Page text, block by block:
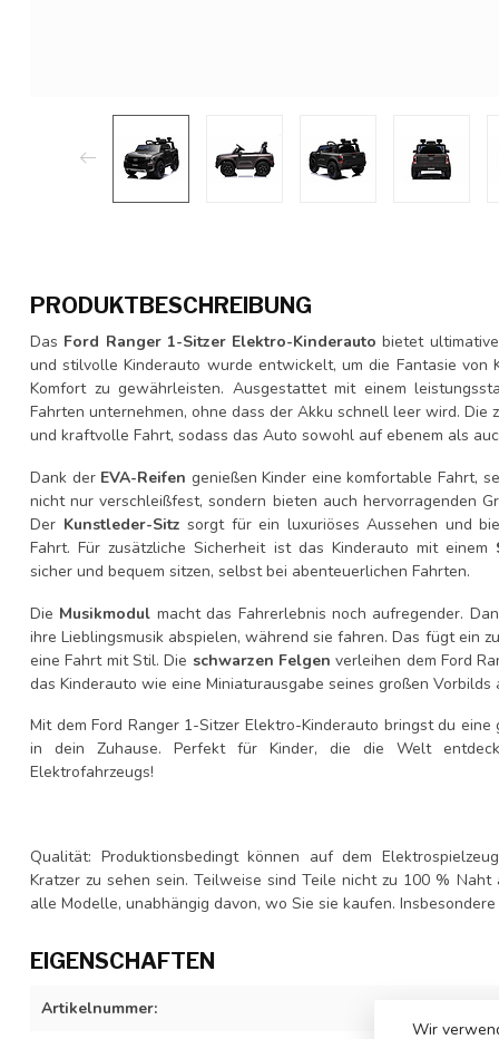
PRODUKTBESCHREIBUNG
Das Ford Ranger 1-Sitzer Elektro-Kinderauto bietet
und stilvolle Kinderauto wurde entwickelt, um die Fantasie von
Komfort zu gewährleisten. Ausgestattet mit einem
Fahrten unternehmen, ohne dass der Akku schnell leer wird. Die
und kraftvolle Fahrt, sodass das Auto sowohl auf ebenem als
Dank der EVA-Reifen genießen Kinder eine komfortable Fahrt,
nicht nur verschleißfest, sondern bieten auch hervorragenden
Der Kunstleder-Sitz sorgt für ein luxuriöses Aussehen und
Fahrt. Für zusätzliche Sicherheit ist das Kinderauto mit einem
sicher und bequem sitzen, selbst bei abenteuerlichen Fahrten.
Die Musikmodul macht das Fahrerlebnis noch aufregender.
ihre Lieblingsmusik abspielen, während sie fahren. Das fügt ein
eine Fahrt mit Stil. Die schwarzen Felgen verleihen dem Ford
das Kinderauto wie eine Miniaturausgabe seines großen Vorbilds
Mit dem Ford Ranger 1-Sitzer Elektro-Kinderauto bringst du
in dein Zuhause. Perfekt für Kinder, die die Welt
Elektrofahrzeugs!
Qualität: Produktionsbedingt können auf dem
Kratzer zu sehen sein. Teilweise sind Teile nicht zu 100 %
alle Modelle, unabhängig davon, wo Sie sie kaufen.
EIGENSCHAFTEN
Artikelnummer:
Wir